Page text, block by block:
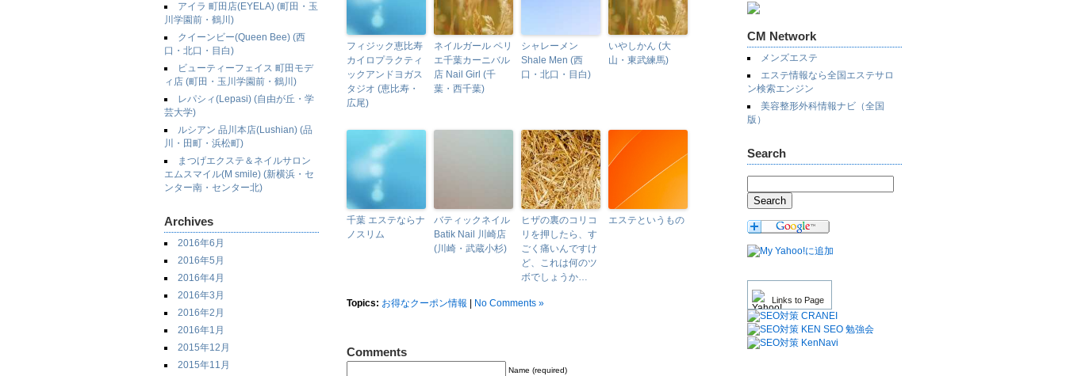
アイラ 町田店(EYELA) (町田・玉
川学園前・鶴川)
クイーンビー(Queen Bee) (西
口・北口・目白)
ビューティーフェイス 町田モデ
ィ店 (町田・玉川学園前・鶴川)
レパシィ(Lepasi) (自由が丘・学
芸大学)
ルシアン 品川本店(Lushian) (品
川・田町・浜松町)
まつげエクステ＆ネイルサロン
エムスマイル(M smile) (新横浜・セ
ンター南・センター北)
Archives
2016年6月
2016年5月
2016年4月
2016年3月
2016年2月
2016年1月
2015年12月
2015年11月
CM Network
メンズエステ
エステ情報なら全国エステサロ
ン検索エンジン
美容整形外科情報ナビ（全国
版）
Search
Links to Page
フィジック恵比寿
カイロプラクティ
ックアンドヨガス
タジオ (恵比寿・
広尾)
ネイルガール ペリ
エ千葉カーニバル
店 Nail Girl (千
葉・西千葉)
シャレーメン
Shale Men (西
口・北口・目白)
いやしかん (大
山・東武練馬)
千葉 エステならナ
ノスリム
バティックネイル
Batik Nail 川崎店
(川崎・武蔵小杉)
ヒザの裏のコリコ
リを押したら、す
ごく痛いんですけ
ど、これは何のツ
ボでしょうか…
エステというもの
Topics: お得なクーポン情報 No Comments »
Comments
Name (required)